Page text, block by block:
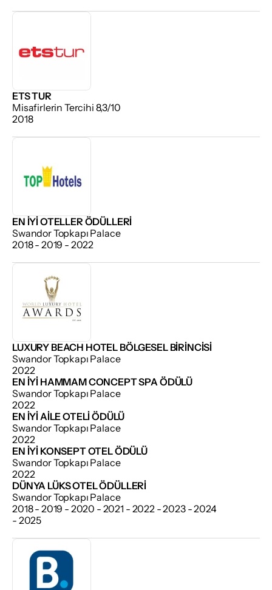
ETS TUR
Misafirlerin Tercihi 8,3/10
2018
EN İYI OTELLER ÖDÜLLERI
Swandor Topkapı Palace
2018 - 2019 - 2022
LUXURY BEACH HOTEL BÖLGESEL BIRINCISI
Swandor Topkapı Palace
2022
EN İYI HAMMAM CONCEPT SPA ÖDÜLÜ
Swandor Topkapı Palace
2022
EN İYI AILE OTELI ÖDÜLÜ
Swandor Topkapı Palace
2022
EN İYI KONSEPT OTEL ÖDÜLÜ
Swandor Topkapı Palace
2022
DÜNYA LÜKS OTEL ÖDÜLLERI
Swandor Topkapı Palace
2018 - 2019 - 2020 - 2021 - 2022 - 2023 - 2024
- 2025